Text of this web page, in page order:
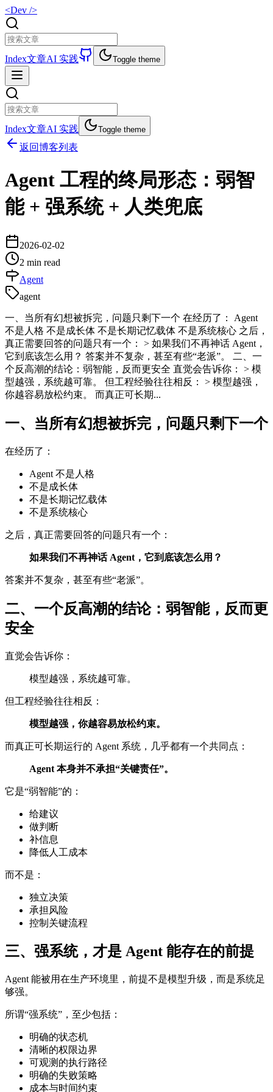
<Dev />
Index文章AI 实践 Toggle theme
Index文章AI 实践 Toggle theme
返回博客列表
Agent 工程的终局形态：弱智
能 + 强系统 + 人类兜底
2026-02-02
2 min read
Agent
agent
一、当所有幻想被拆完，问题只剩下一个 在经历了： Agent
不是人格 不是成长体 不是长期记忆载体 不是系统核心 之后，
真正需要回答的问题只有一个： > 如果我们不再神话 Agent，
它到底该怎么用？ 答案并不复杂，甚至有些“老派”。 二、一
个反高潮的结论：弱智能，反而更安全 直觉会告诉你： > 模
型越强，系统越可靠。 但工程经验往往相反： > 模型越强，
你越容易放松约束。 而真正可长期...
一、当所有幻想被拆完，问题只剩下一个
在经历了：
Agent 不是人格
不是成长体
不是长期记忆载体
不是系统核心
之后，真正需要回答的问题只有一个：
如果我们不再神话 Agent，它到底该怎么用？
答案并不复杂，甚至有些“老派”。
二、一个反高潮的结论：弱智能，反而更
安全
直觉会告诉你：
模型越强，系统越可靠。
但工程经验往往相反：
模型越强，你越容易放松约束。
而真正可长期运行的 Agent 系统，几乎都有一个共同点：
Agent 本身并不承担“关键责任”。
它是“弱智能”的：
给建议
做判断
补信息
降低人工成本
而不是：
独立决策
承担风险
控制关键流程
三、强系统，才是 Agent 能存在的前提
Agent 能被用在生产环境里，前提不是模型升级，而是系统足
够强。
所谓“强系统”，至少包括：
明确的状态机
清晰的权限边界
可观测的执行路径
明确的失败策略
成本与时间约束